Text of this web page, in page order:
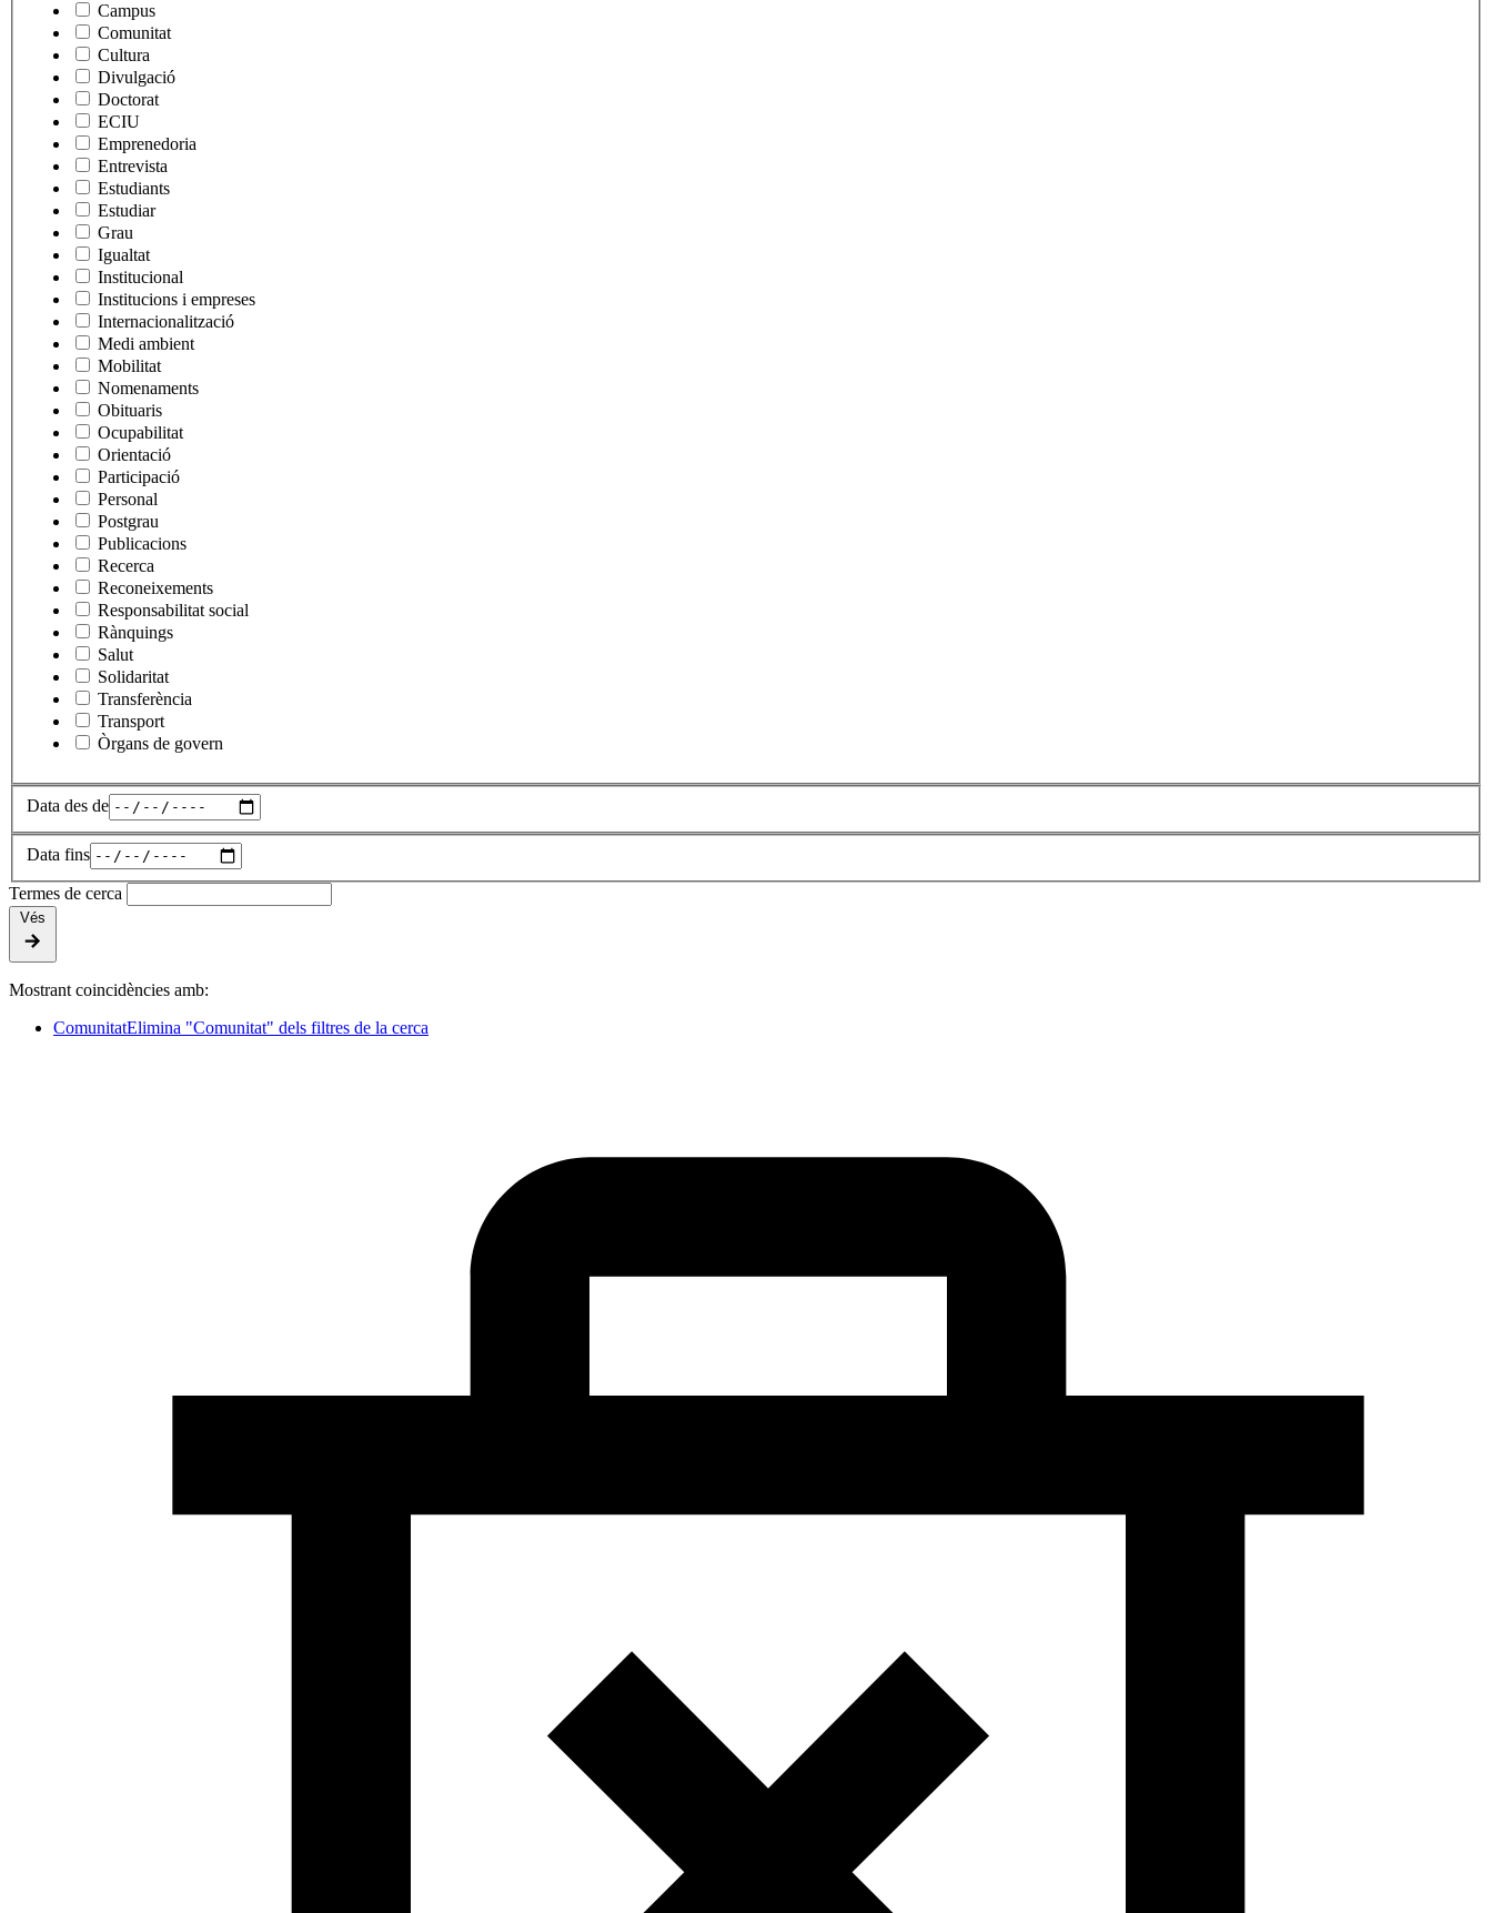
Campus
Comunitat
Cultura
Divulgació
Doctorat
ECIU
Emprenedoria
Entrevista
Estudiants
Estudiar
Grau
Igualtat
Institucional
Institucions i empreses
Internacionalització
Medi ambient
Mobilitat
Nomenaments
Obituaris
Ocupabilitat
Orientació
Participació
Personal
Postgrau
Publicacions
Recerca
Reconeixements
Responsabilitat social
Rànquings
Salut
Solidaritat
Transferència
Transport
Òrgans de govern
Data des de
Data fins
Termes de cerca
Vés
Mostrant coincidències amb:
ComunitatElimina "Comunitat" dels filtres de la cerca